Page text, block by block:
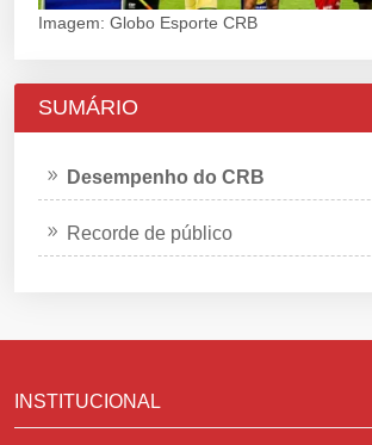
Imagem: Globo Esporte CRB
SUMÁRIO
Desempenho do CRB
Recorde de público
INSTITUCIONAL